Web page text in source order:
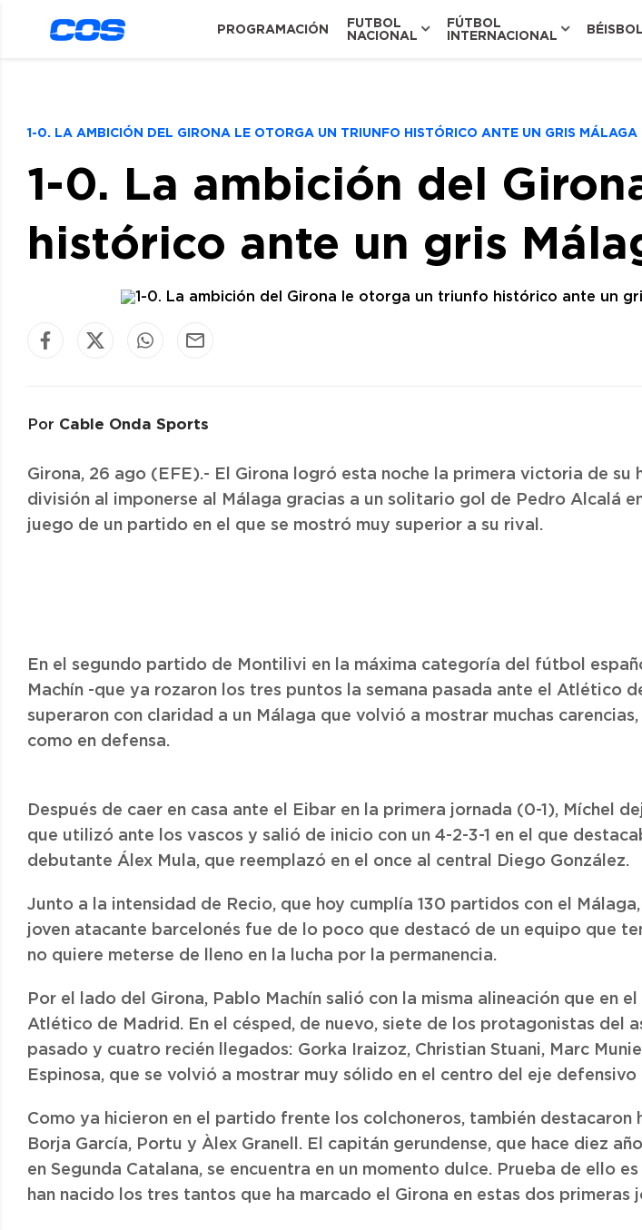
PROGRAMACIÓN
FUTBOL
NACIONAL
FÚTBOL
INTERNACIONAL
BÉISBOL
1-0. LA AMBICIÓN DEL GIRONA LE OTORGA UN TRIUNFO HISTÓRICO ANTE UN GRIS MÁLAGA
1-0. La ambición del
histórico ante un gris
Por Cable Onda Sports
Girona, 26 ago (EFE).- El Girona logró esta noche la primera victoria de su
división al imponerse al Málaga gracias a un solitario gol de Pedro Alcalá
juego de un partido en el que se mostró muy superior a su rival.
En el segundo partido de Montilivi en la máxima categoría del fútbol
Machín -que ya rozaron los tres puntos la semana pasada ante el Atlético
superaron con claridad a un Málaga que volvió a mostrar muchas
como en defensa.
Después de caer en casa ante el Eibar en la primera jornada (0-1), Míchel
que utilizó ante los vascos y salió de inicio con un 4-2-3-1 en el que
debutante Álex Mula, que reemplazó en el once al central Diego González.
Junto a la intensidad de Recio, que hoy cumplía 130 partidos con el
joven atacante barcelonés fue de lo poco que destacó de un equipo que
no quiere meterse de lleno en la lucha por la permanencia.
Por el lado del Girona, Pablo Machín salió con la misma alineación que en el
Atlético de Madrid. En el césped, de nuevo, siete de los protagonistas del
pasado y cuatro recién llegados: Gorka Iraizoz, Christian Stuani, Marc
Espinosa, que se volvió a mostrar muy sólido en el centro del eje defensivo
Como ya hicieron en el partido frente los colchoneros, también destacaron
Borja García, Portu y Àlex Granell. El capitán gerundense, que hace diez
en Segunda Catalana, se encuentra en un momento dulce. Prueba de ello
han nacido los tres tantos que ha marcado el Girona en estas dos primeras